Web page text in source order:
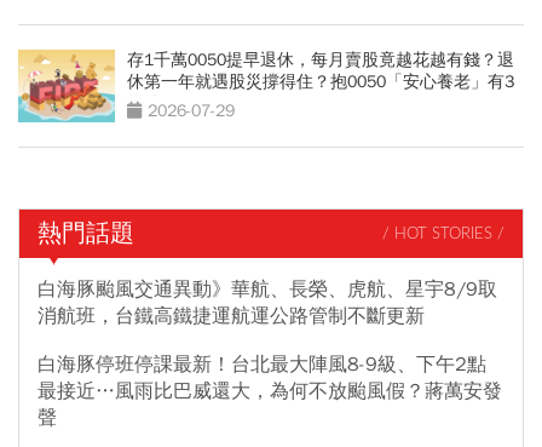
存1千萬0050提早退休，每月賣股竟越花越有錢？退
休第一年就遇股災撐得住？抱0050「安心養老」有3
條件2026-07-29
熱門話題 / HOT STORIES /
白海豚颱風交通異動》華航、長榮、虎航、星宇8/9取
消航班，台鐵高鐵捷運航運公路管制不斷更新
白海豚停班停課最新！台北最大陣風8-9級、下午2點
最接近…風雨比巴威還大，為何不放颱風假？蔣萬安發
聲